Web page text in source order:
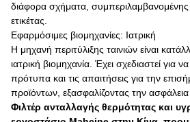
διάφορα σχήματα,
ετικέτας.
Εφαρμόσιμες βιομηχανίες: Ιατρική
Η μηχανή περιτύλιξης ταινιών είναι
ιατρική βιομηχανία. Έχει σχεδιαστεί για
πρότυπα και τις απαιτήσεις για την
προϊόντων, εξασφαλίζοντας την ασφάλεια
Φιλτέρ ανταλλαγής θερμότητας και